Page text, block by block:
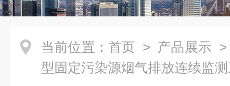
当前位置： 首页 > 产品展示
型固定污染源烟气排放连续监